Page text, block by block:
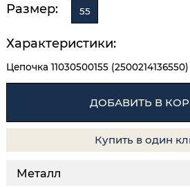
Размер:
55
Характеристики:
Цепочка 11030500155 (2500214136550)
ДОБАВИТЬ В
Купить в один
Металл